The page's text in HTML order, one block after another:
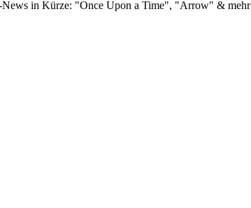
in Kürze: "Once Upon a Time", "Arrow" & mehr